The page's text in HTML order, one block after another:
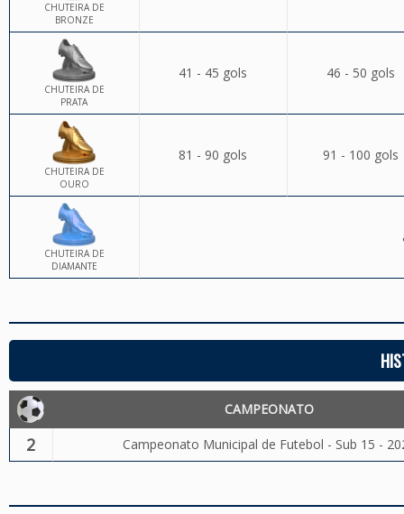
CHUTEIRA DE
BRONZE
CHUTEIRA DE
PRATA
41 - 45 gols 46 - 50 gols
CHUTEIRA DE
OURO
81 - 90 gols 91 - 100 gols
CHUTEIRA DE
DIAMANTE
CAMPEONATO
2 Campeonato Municipal de Futebol - Sub 15 -